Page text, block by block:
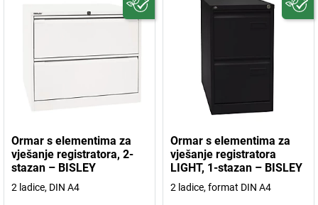
Ormar s elementima za
vješanje registratora, 2-
stazan – BISLEY
2 ladice, DIN A4
Ormar s elementima za
vješanje registratora
LIGHT, 1-stazan – BISLEY
2 ladice, format DIN A4